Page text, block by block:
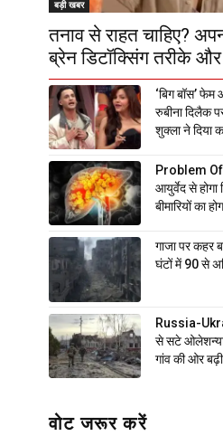
बड़ी खबर
तनाव से राहत चाहिए?
ब्रेन डिटॉक्सिंग तरीके और
‘बिग बॉस’ फेम
रुबीना दिलैक
शुक्ला ने दिया
Problem
आयुर्वेद से
बीमारियों का
गाजा पर कहर
घंटों में 90 से
Russia-
से सटे ओलेशन्या
गांव की ओर
वोट जरूर करें